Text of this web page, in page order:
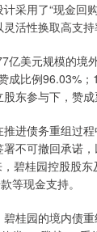
采用了“现金回
活性换取高支持
美元规模的境
成比例96.03%
东参与下，赞成
债务重组过程
不可撤回承诺
碧桂园控股股
等现金支持。
园的境内债重